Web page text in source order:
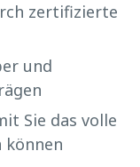
zertifizierte
und
Sie das volle
können